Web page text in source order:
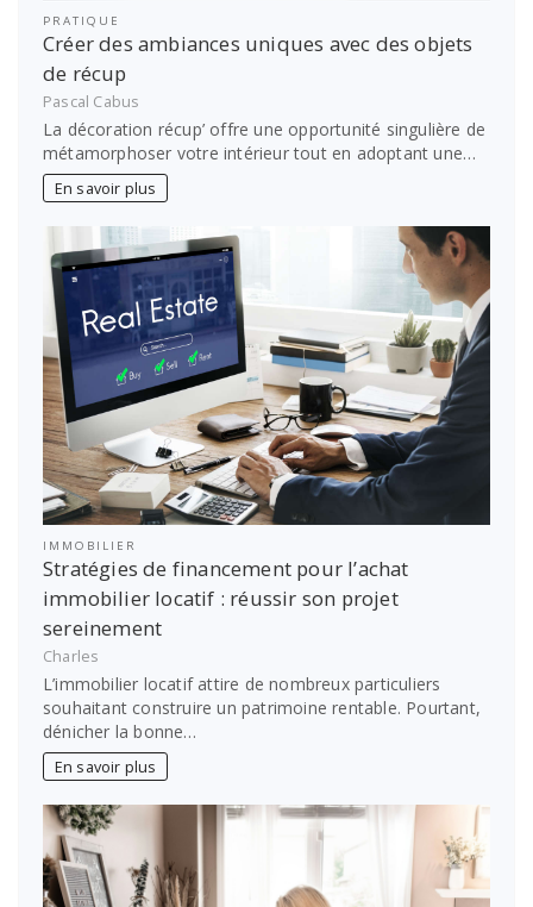
PRATIQUE
Créer des ambiances uniques avec des objets
de récup
Pascal Cabus
La décoration récup’ offre une opportunité singulière de
métamorphoser votre intérieur tout en adoptant une…
En savoir plus
IMMOBILIER
Stratégies de financement pour l’achat
immobilier locatif : réussir son projet
sereinement
Charles
L’immobilier locatif attire de nombreux particuliers
souhaitant construire un patrimoine rentable. Pourtant,
dénicher la bonne…
En savoir plus